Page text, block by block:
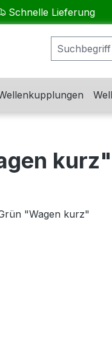
Schnelle Lieferung
kurz"